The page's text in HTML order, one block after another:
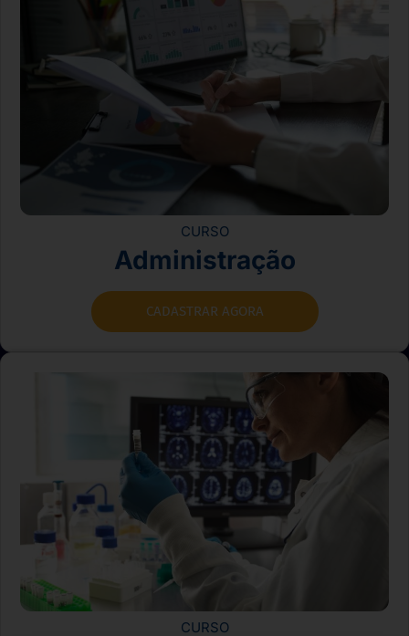
CURSO
Administração
CADASTRAR AGORA
CURSO